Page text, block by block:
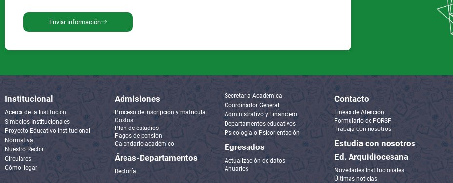
Enviar información
Institucional
Acerca de la Institución
Símbolos Institucionales
Proyecto Educativo Institucional
Normativa
Nuestro Rector
Circulares
Cómo llegar
Admisiones
Proceso de inscripción y matrícula
Costos
Plan de estudios
Pagos de pensión
Calendario académico
Áreas-Departamentos
Rectoría
Secretaría Académica
Coordinador General
Administrativo y Financiero
Departamentos educativos
Psicología o Psicorientación
Egresados
Actualización de datos
Anuarios
Contacto
Líneas de Atención
Formulario de PQRSF
Trabaja con nosotros
Estudia con nosotros
Ed. Arquidiocesana
Novedades Institucionales
Últimas noticias